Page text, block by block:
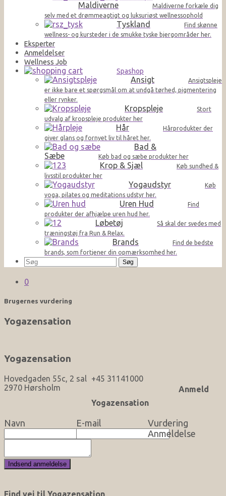
Maldiverne
Maldiverne forkæle dig
selv med et drømmeagtigt og luksuriøst wellnessophold
Tyskland
Find skønne
wellness- og kursteder i de smukke tyske bjergområder her.
Eksperter
Anmeldelser
Wellness Job
Spashop
Ansigt
Ansigtspleje
er ikke bare et spørgsmål om at undgå tørhed, pigmentering
eller rynker.
Kropspleje
Stort
udvalg af kropspleje produkter her
Hår
Hårprodukter der
giver glans og fornyet liv til håret her.
Bad &
Sæbe
Køb bad og sæbe produkter her
Krop & Sjæl
Køb sundhed &
livsstil produkter her
Yogaudstyr
Køb
yoga, pilates og meditations udstyr her.
Uren Hud
Find
produkter der afhjælpe uren hud her.
Løbetøj
Så skal der svedes med
træningstøj fra Run & Relax.
Brands
Find de bedste
brands, som fortjener din opmærksomhed her.
Søg
efter:
0
Brugernes vurdering
Yogazensation
Yogazensation
Hovedgaden 55c, 2 sal
2970 Hørsholm
+45 31141000
Anmeld
Yogazensation
Navn E-mail
Vurdering
Anmeldelse
Find vej til Yogazensation